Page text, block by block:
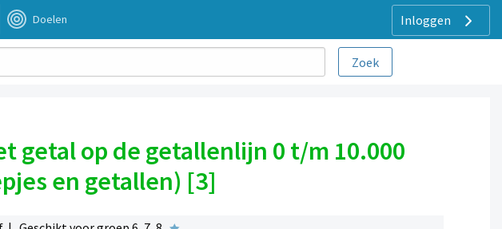
Inloggen
Doelen
getal op de getallenlijn 0 t/m 10.000
en getallen) [3]